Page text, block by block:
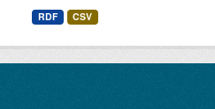
RDF CSV